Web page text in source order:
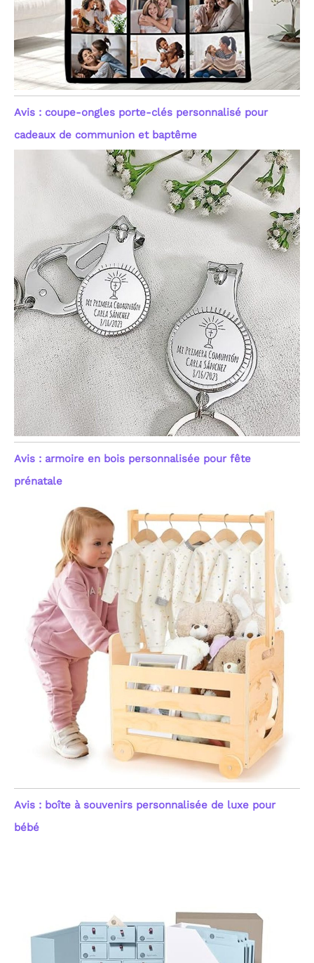
Avis : coupe-ongles porte-clés personnalisé pour
cadeaux de communion et baptême
Avis : armoire en bois personnalisée pour fête
prénatale
Avis : boîte à souvenirs personnalisée de luxe pour
bébé